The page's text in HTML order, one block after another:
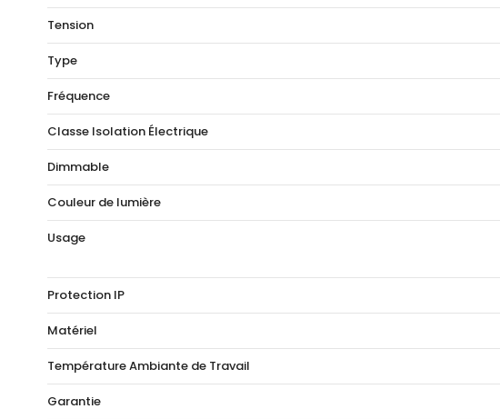
Tension
Type
Fréquence
Classe Isolation Électrique
Dimmable
Couleur de lumière
Usage
Protection IP
Matériel
Température Ambiante de Travail
Garantie